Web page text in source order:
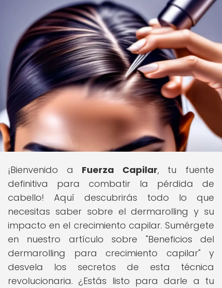
¡Bienvenido a Fuerza Capilar, tu fuente
definitiva para combatir la pérdida de
cabello! Aquí descubrirás todo lo que
necesitas saber sobre el dermarolling y su
impacto en el crecimiento capilar. Sumérgete
en nuestro artículo sobre "Beneficios del
dermarolling para crecimiento capilar" y
desvela los secretos de esta técnica
revolucionaria. ¿Estás listo para darle a tu